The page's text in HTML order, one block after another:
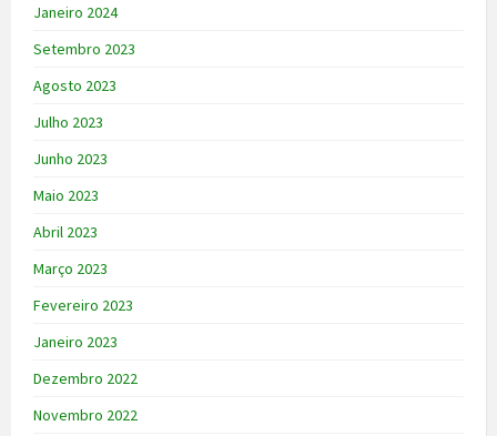
Janeiro 2024
Setembro 2023
Agosto 2023
Julho 2023
Junho 2023
Maio 2023
Abril 2023
Março 2023
Fevereiro 2023
Janeiro 2023
Dezembro 2022
Novembro 2022